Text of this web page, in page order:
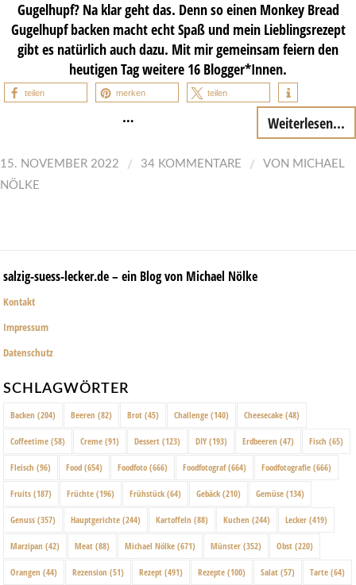
Gugelhupf? Na klar geht das. Denn so einen Monkey Bread
Gugelhupf backen macht echt Spaß und mein Lieblingsrezept
gibt es natürlich auch dazu. Mit mir gemeinsam feiern den
heutigen Tag weitere 16 Blogger*Innen.
teilen merken teilen
… Weiterlesen...
15. NOVEMBER 2022 / 34 KOMMENTARE / VON MICHAEL
NÖLKE
salzig-suess-lecker.de – ein Blog von Michael Nölke
Kontakt
Impressum
Datenschutz
SCHLAGWÖRTER
Backen (204) Beeren (82) Brot (45) Challenge (140) Cheesecake (48)
Coffeetime (58) Creme (91) Dessert (123) DIY (193) Erdbeeren (47) Fisch (65)
Fleisch (96) Food (654) Foodfoto (666) Foodfotograf(664) Foodfotografie (666)
Fruits (187) Früchte (196) Frühstück (64) Gebäck (210) Gemüse (134)
Genuss (357) Hauptgerichte (244) Kartoffeln (88) Kuchen (244) Lecker (419)
Marzipan (42) Meat (88) Michael Nölke (671) Münster (352) Obst (220)
Orangen (44) Rezension (51) Rezept (491) Rezepte (100) Salat (57) Tarte (64)